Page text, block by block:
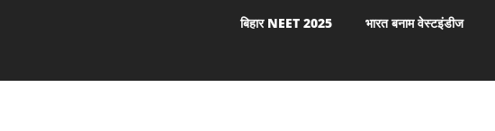
बिहार NEET 2025 भारत बनाम वेस्टइंडीज